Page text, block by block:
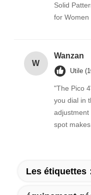
Solid
for Women
W
Wanzan
Utile
"The Pico
you dial in
adjustment
spot
fantastic
Les étiquettes